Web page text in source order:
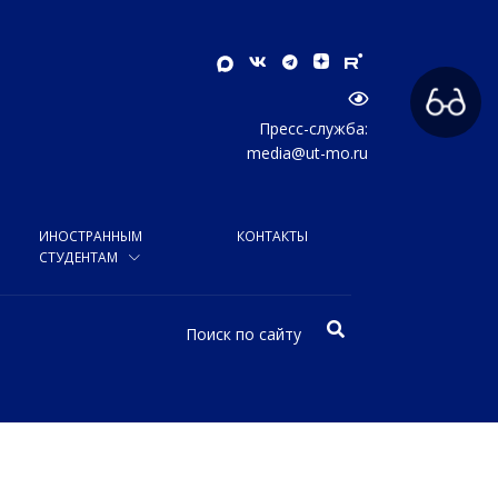
Пресс-служба:
media@ut-mo.ru
ИНОСТРАННЫМ
СТУДЕНТАМ
КОНТАКТЫ